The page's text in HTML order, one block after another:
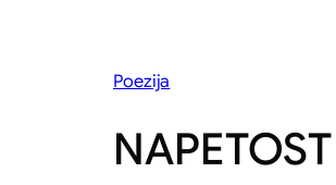
Poezija
NAPETOST